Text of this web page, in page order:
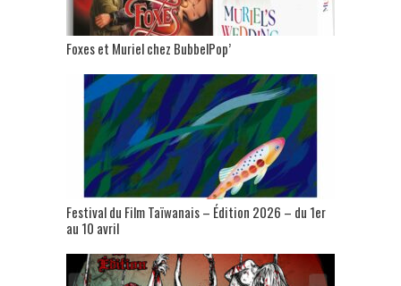
Foxes et Muriel chez BubbelPop’
Festival du Film Taïwanais – Édition 2026 – du 1er
au 10 avril